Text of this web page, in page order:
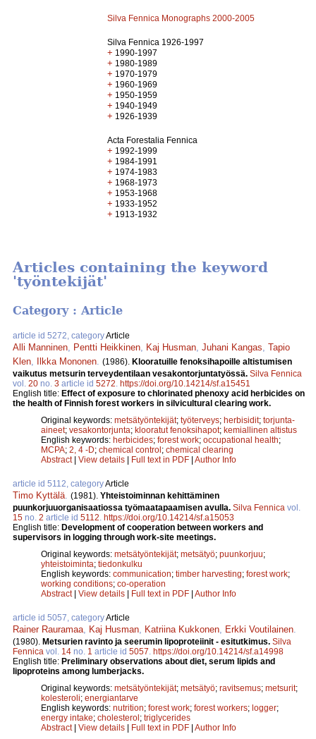
Silva Fennica Monographs 2000-2005
Silva Fennica 1926-1997
+ 1990-1997
+ 1980-1989
+ 1970-1979
+ 1960-1969
+ 1950-1959
+ 1940-1949
+ 1926-1939
Acta Forestalia Fennica
+ 1992-1999
+ 1984-1991
+ 1974-1983
+ 1968-1973
+ 1953-1968
+ 1933-1952
+ 1913-1932
Articles containing the keyword
'työntekijät'
Category : Article
article id 5272, categoryArticle
Alli Manninen Pentti Heikkinen Kaj Husman Juhani Kangas Tapio
Klen
Ilkka Mononen (1986). Klooratuille fenoksihapoille altistumisen
vaikutus metsurin terveydentilaan vesakontorjuntatyössä. Silva Fennica
vol. 20 no. 3 article id 5272 https://doi.org/10.14214/sf.a15451
English title: Effect of exposure to chlorinated phenoxy acid herbicides on
the health of Finnish forest workers in silvicultural clearing work.
Original keywords: metsätyöntekijät; työterveys; herbisidit; torjunta-
aineet; vesakontorjunta; klooratut fenoksihapot; kemiallinen altistus
English keywords: herbicides; forest work; occupational health;
MCPA; 2, 4 -D; chemical control; chemical clearing
Abstract| View details | Full text in PDF | Author Info
article id 5112, categoryArticle
Timo Kyttälä (1981). Yhteistoiminnan kehittäminen
puunkorjuuorganisaatiossa työmaatapaamisen avulla. Silva Fennica vol.
15 no. 2 article id 5112 https://doi.org/10.14214/sf.a15053
English title: Development of cooperation between workers and
supervisors in logging through work-site meetings.
Original keywords: metsätyöntekijät; metsätyö; puunkorjuu;
yhteistoiminta; tiedonkulku
English keywords: communication; timber harvesting; forest work;
working conditions; co-operation
Abstract| View details | Full text in PDF | Author Info
article id 5057, categoryArticle
Rainer Rauramaa Kaj Husman Katriina Kukkonen Erkki Voutilainen
(1980). Metsurien ravinto ja seerumin lipoproteiinit - esitutkimus. Silva
Fennica vol. 14 no. 1 article id 5057 https://doi.org/10.14214/sf.a14998
English title: Preliminary observations about diet, serum lipids and
lipoproteins among lumberjacks.
Original keywords: metsätyöntekijät; metsätyö; ravitsemus; metsurit;
kolesteroli; energiantarve
English keywords: nutrition; forest work; forest workers; logger;
energy intake; cholesterol; triglycerides
Abstract| View details | Full text in PDF | Author Info